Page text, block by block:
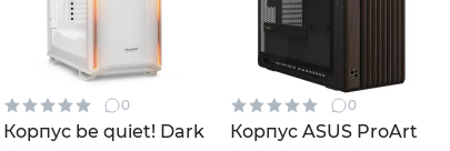
0
Корпус be quiet! Dark
0
Корпус ASUS ProArt